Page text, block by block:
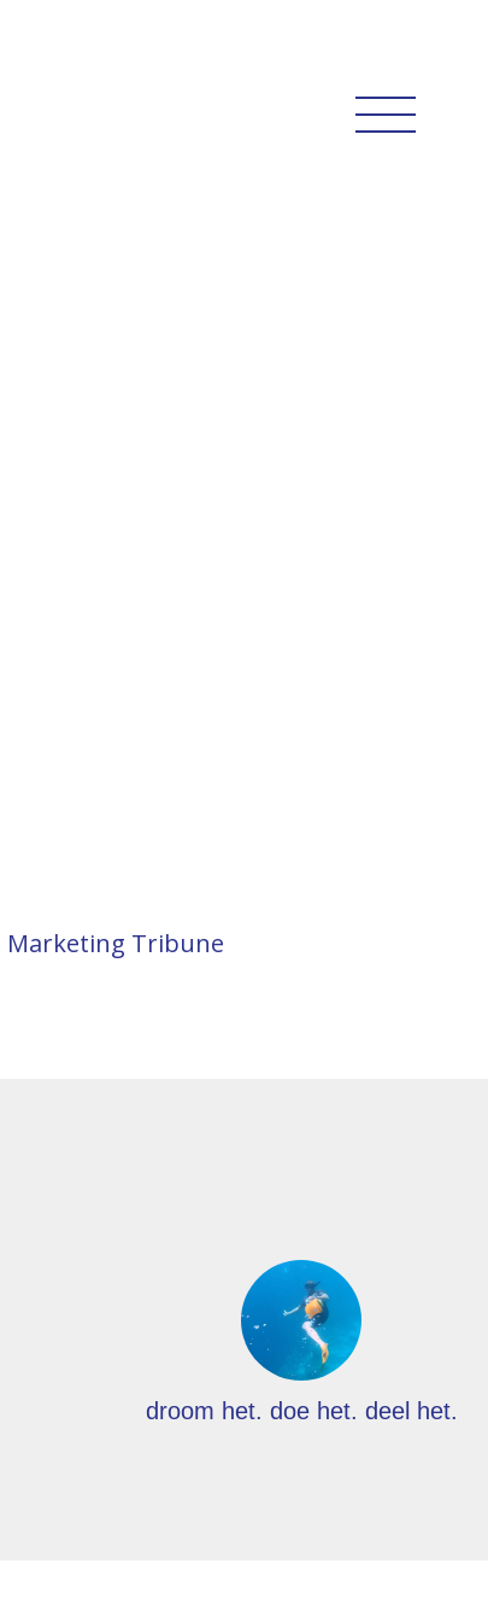
Marketing Tribune
droom het. doe het. deel het.